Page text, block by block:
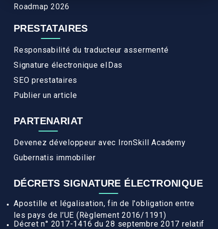
Roadmap 2026
PRESTATAIRES
Responsabilité du traducteur assermenté
Signature électronique eIDas
SEO prestataires
Publier un article
PARTENARIAT
Devenez développeur avec IronSkill Academy
Gubernatis immobilier
DÉCRETS SIGNATURE ÉLECTRONIQUE
Apostille et légalisation, fin de l'obligation entre
les pays de l’UE (Règlement 2016/1191)
Décret n° 2017-1416 du 28 septembre 2017 relatif